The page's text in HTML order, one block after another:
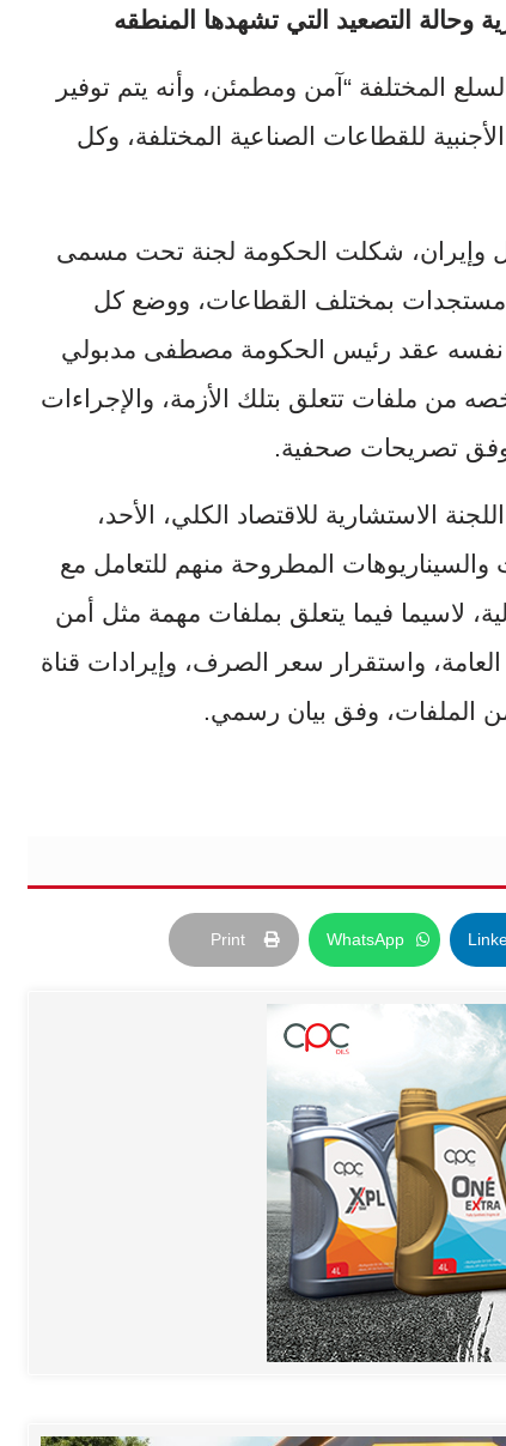
وحالة التصعيد التي تشهدها المنطقه
المختلفة “آمن ومطمئن، وأنه يتم توفير
للقطاعات الصناعية المختلفة، وكل
وإيران، شكلت الحكومة لجنة تحت مسمى
مستجدات بمختلف القطاعات، ووضع كل
نفسه عقد رئيس الحكومة مصطفى مدبولي
من ملفات تتعلق بتلك الأزمة، والإجراءات
وفق تصريحات صحفية.
الاستشارية للاقتصاد الكلي، الأحد،
والسيناريوهات المطروحة منهم للتعامل مع
لاسيما فيما يتعلق بملفات مهمة مثل أمن
العامة، واستقرار سعر الصرف، وإيرادات قناة
الملفات، وفق بيان رسمي
WhatsApp
Print